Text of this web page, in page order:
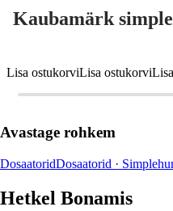
Kaubamärk
Lisa ostukorviLisa ostukorvi
Avastage rohkem
DosaatoridDosaatorid ·
Hetkel Bonamis